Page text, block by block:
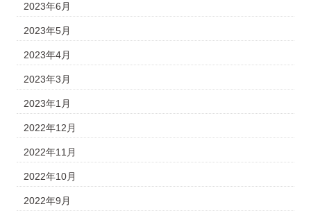
2023年6月
2023年5月
2023年4月
2023年3月
2023年1月
2022年12月
2022年11月
2022年10月
2022年9月